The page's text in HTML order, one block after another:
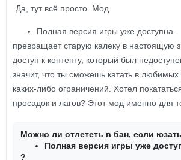
Да, тут всё просто. Мод
Полная версия игры уже доступна.
превращает старую калеку в настоящую
доступ к контенту, который был
значит, что ты сможешь катать в
каких-либо ограничений. Хотел
просадок и лагов? Этот мод именно для
Можно ли отлететь в бан, если юзать
Полная версия игры уже
?